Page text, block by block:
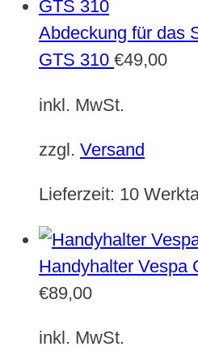
Abdeckung für das
GTS 310 €49,00
inkl. MwSt.
zzgl. Versand
Lieferzeit: 10
Handyhalter Vespa
€89,00
inkl. MwSt.